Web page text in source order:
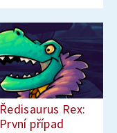
Ředisaurus Rex:
První případ